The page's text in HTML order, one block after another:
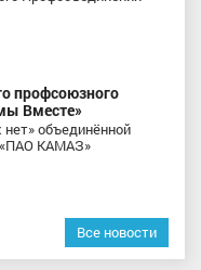
профсоюзного
Вместе»
объединённой
«ПАО КАМАЗ»
Все новости